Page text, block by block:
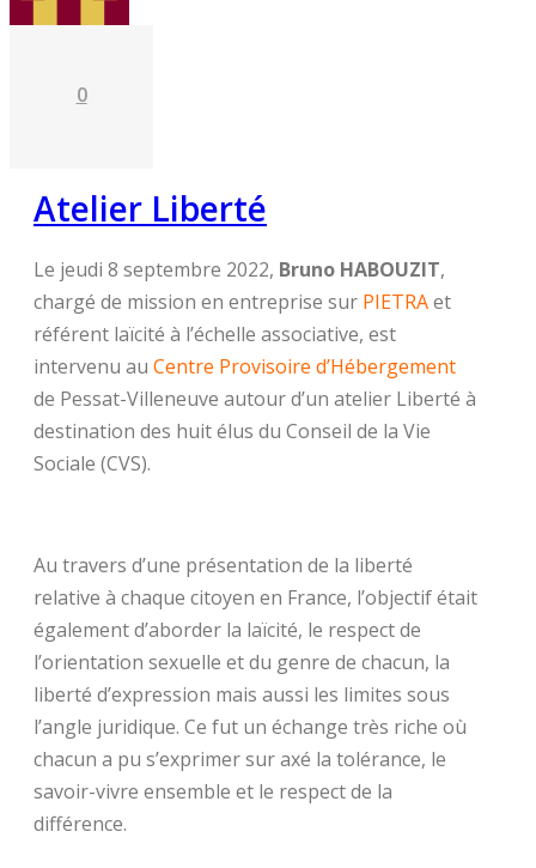
0
Atelier Liberté
Le jeudi 8 septembre 2022, Bruno HABOUZIT,
chargé de mission en entreprise sur PIETRAet
référent laïcité à l’échelle associative, est
intervenu au Centre Provisoire d’Hébergement
de Pessat-Villeneuve autour d’un atelier Liberté à
destination des huit élus du Conseil de la Vie
Sociale (CVS).
Au travers d’une présentation de la liberté
relative à chaque citoyen en France, l’objectif était
également d’aborder la laïcité, le respect de
l’orientation sexuelle et du genre de chacun, la
liberté d’expression mais aussi les limites sous
l’angle juridique. Ce fut un échange très riche où
chacun a pu s’exprimer sur axé la tolérance, le
savoir-vivre ensemble et le respect de la
différence.